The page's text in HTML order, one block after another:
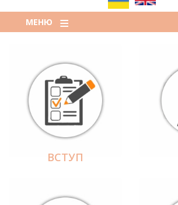
МЕНЮ
ВСТУП